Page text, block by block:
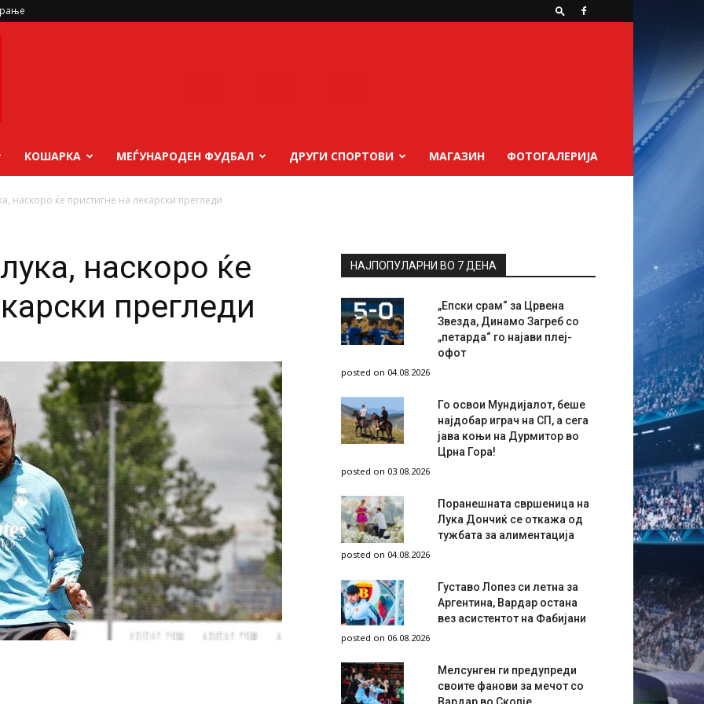
КОШАРКА МЕЃУНАРОДЕН ФУДБАЛ ДРУГИ СПОРТОВИ МАГАЗИН ФОТОГАЛЕРИЈА
наскоро ќе пристигне на лекарски прегледи
наскоро ќе
прегледи
НАЈПОПУЛАРНИ ВО 7 ДЕНА
„Епски срам“ за Црвена
Звезда, Динамо Загреб со
„петарда“ го најави плеј-
офот
posted on 04.08.2026
Го освои Мундијалот, беше
најдобар играч на СП, а сега
јава коњи на Дурмитор во
Црна Гора!
posted on 03.08.2026
Поранешната свршеница на
Лука Дончиќ се откажа од
тужбата за алиментација
posted on 04.08.2026
Густаво Лопез си летна за
Аргентина, Вардар остана
вез асистентот на Фабијани
posted on 06.08.2026
Мелсунген ги предупреди
своите фанови за мечот со